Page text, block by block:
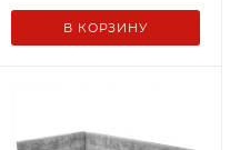
В КОРЗИНУ